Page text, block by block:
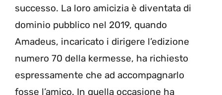
successo. La loro amicizia è diventata di
dominio pubblico nel 2019, quando
Amadeus, incaricato i dirigere l’edizione
numero 70 della kermesse, ha richiesto
espressamente che ad accompagnarlo
fosse l’amico. In quella occasione ha